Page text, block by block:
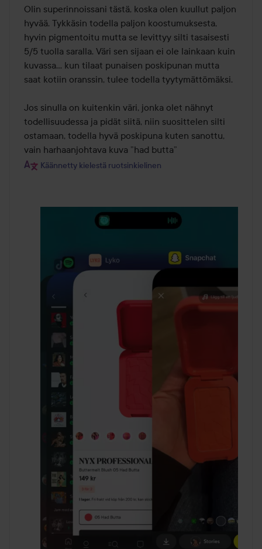
/
5
Olin superinnoissani tästä, koska olen kuullut paljon
hyvää. Tykkäsin todella paljon koostumuksesta,
hyvin pigmentoitu mutta se levittyy silti tasaisesti
5/5 tuolla saralla. Väri sen sijaan ei ole lainkaan kuin
kuvassa… kun tilaat punaisen poskipunan mutta
saat kotiin oranssin, tulee todella tyytymättömäksi.
Jos sinulla on kuitenkin väri, jonka olet nähnyt
todellisuudessa ja pidät siitä, niin suosittelen silti
ostamaan, todella hyvä poskipuna kuten sanottu,
vain harhaanjohtava kuva ”had butta”
Käännetty kielestä ruotsinkielinen